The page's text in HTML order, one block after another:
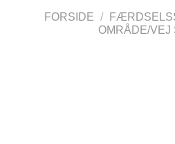
FORSIDE /
OMRÅDE/VEJ